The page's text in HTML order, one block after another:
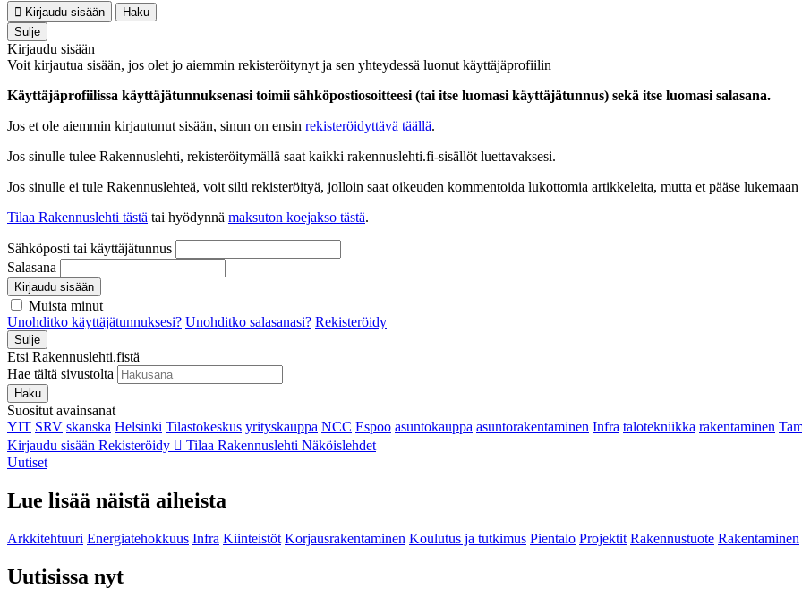
Kirjaudu sisään
Haku
Sulje
Kirjaudu sisään
Voit kirjautua sisään, jos olet jo aiemmin rekisteröitynyt ja sen yhteydessä luonut käyttäjäprofiilin
Käyttäjäprofiilissa käyttäjätunnuksenasi toimii sähköpostiosoitteesi (tai itse luomasi käyttäjätunnus) sekä itse luomasi salasana.
Jos et ole aiemmin kirjautunut sisään, sinun on ensin rekisteröidyttävä täällä.
Jos sinulle tulee Rakennuslehti, rekisteröitymällä saat kaikki rakennuslehti.fi-sisällöt luettavaksesi.
Jos sinulle ei tule Rakennuslehteä, voit silti rekisteröityä, jolloin saat oikeuden kommentoida lukottomia artikkeleita, mutta et pääse
Tilaa Rakennuslehti tästä tai hyödynnä maksuton koejakso tästä.
Sähköposti tai käyttäjätunnus
Salasana
Kirjaudu sisään
Muista minut
Unohditko käyttäjätunnuksesi? Unohditko salasanasi? Rekisteröidy
Sulje
Etsi Rakennuslehti.fistä
Hae tältä sivustolta
Haku
Suositut avainsanat
YIT SRV skanska Helsinki Tilastokeskus yrityskauppa NCC Espoo asuntokauppa asuntorakentaminen Infra talotekniikka rakentaminen
Kirjaudu sisään Rekisteröidy Tilaa Rakennuslehti Näköislehdet
Uutiset
Lue lisää näistä aiheista
Arkkitehtuuri Energiatehokkuus Infra Kiinteistöt Korjausrakentaminen Koulutus ja tutkimus Pientalo Projektit Rakennustuote Rakentaminen
Uutisissa nyt